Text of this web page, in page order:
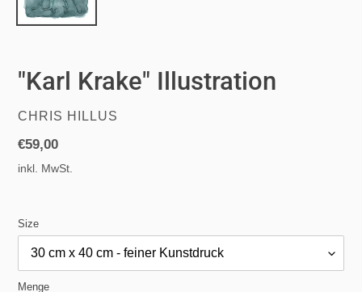
"Karl Krake" Illustration
VERKÄUFER
CHRIS HILLUS
Normaler
Preis
€59,00
inkl. MwSt.
Size
Menge